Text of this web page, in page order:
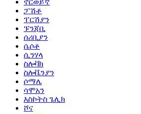
ፓሽቶ
ፐርሽያን
ፑንጃቢ
ሰሪቢያን
ሴሶቶ
ሲንሃላ
ስሎቫክ
ስሎቬንያን
ሶማሌ
ሳሞአን
እስኮትስ ጌሊክ
ሾና